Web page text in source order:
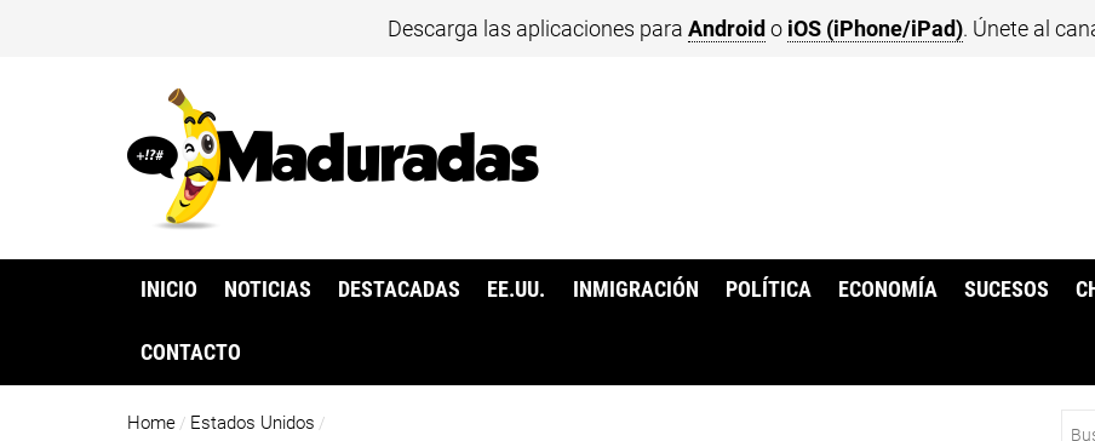
Descarga las aplicaciones para Android o iOS (iPhone/iPad). Únete al
INICIO NOTICIAS DESTACADAS EE.UU. INMIGRACIÓN POLÍTICA ECONOMÍA SUCESOS
CONTACTO
Home / Estados Unidos /